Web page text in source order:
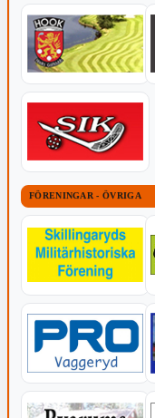
FÖRENINGAR - ÖVRIGA